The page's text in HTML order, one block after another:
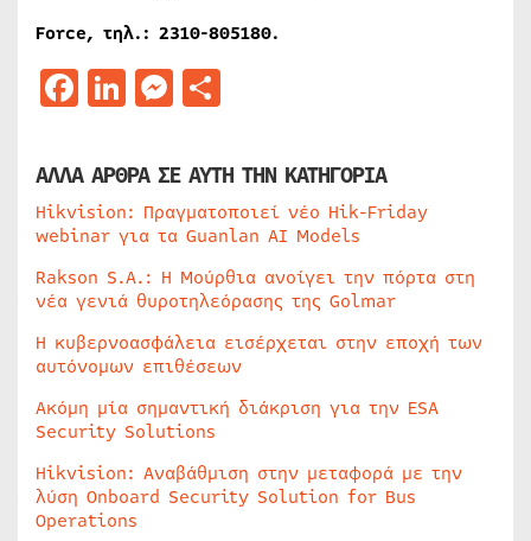
Force, τηλ.: 2310-805180.
Facebook
LinkedIn
Messenger
ΑΛΛΑ ΑΡΘΡΑ ΣΕ ΑΥΤΗ ΤΗΝ ΚΑΤΗΓΟΡΙΑ
Hikvision: Πραγματοποιεί νέο Hik-Friday
webinar για τα Guanlan AI Models
Rakson S.A.: Η Μούρθια ανοίγει την πόρτα στη
νέα γενιά θυροτηλεόρασης της Golmar
Η κυβερνοασφάλεια εισέρχεται στην εποχή των
αυτόνομων επιθέσεων
Ακόμη μία σημαντική διάκριση για την ESA
Security Solutions
Hikvision: Αναβάθμιση στην μεταφορά με την
λύση Onboard Security Solution for Bus
Operations